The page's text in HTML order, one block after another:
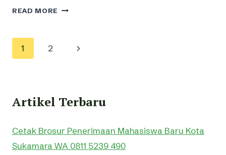
READ MORE TERMURAH
490
Page
1 2
Next
Artikel Terbaru
Cetak Brosur Penerimaan Mahasiswa Baru Kota
Sukamara WA 0811 5239 490